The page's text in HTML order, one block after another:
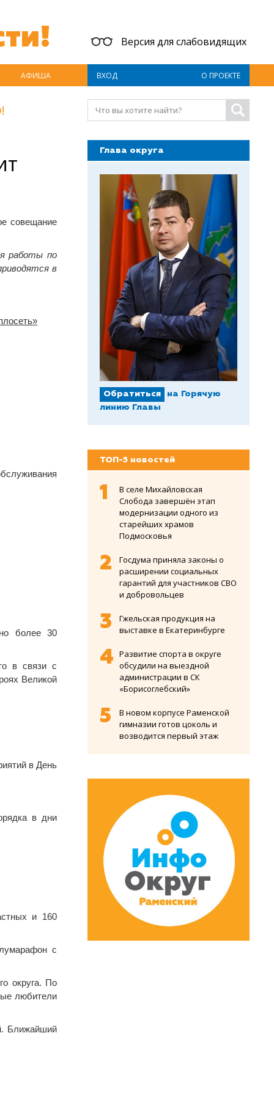
Версия для слабовидящих
АФИША ВХОД О ПРОЕКТЕ
совещание
работы по
в
более 30
в связи с
Великой
в День
в дни
и 160
с
округа. По
любители
Ближайший
Глава округа
Обратиться
на Горячую
линию Главы
ТОП-5 новостей
В селе Михайловская
Слобода завершён этап
модернизации одного из
старейших храмов
Подмосковья
Госдума приняла законы о
расширении социальных
гарантий для участников СВО
и добровольцев
Гжельская продукция на
выставке в Екатеринбурге
Развитие спорта в округе
обсудили на выездной
администрации в СК
«Борисоглебский»
В новом корпусе Раменской
гимназии готов цоколь и
возводится первый этаж